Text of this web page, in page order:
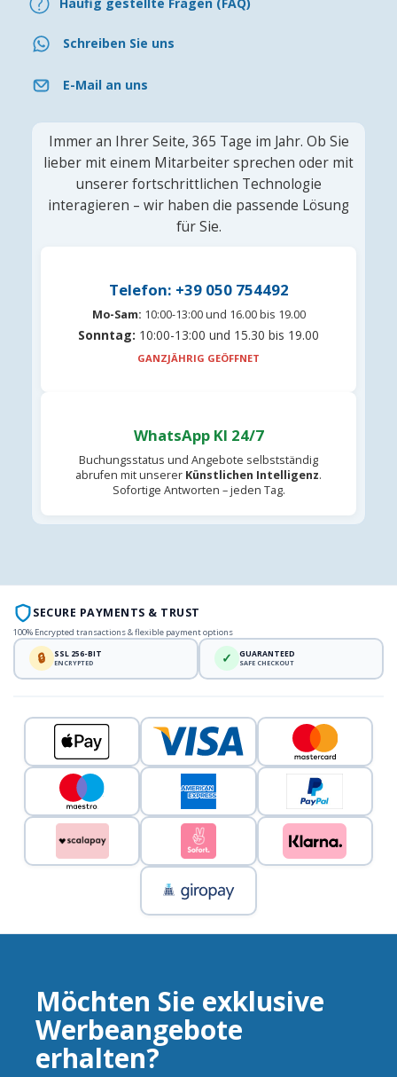
Schreiben Sie uns
E-Mail an uns
Immer an Ihrer Seite, 365 Tage im Jahr. Ob Sie
lieber mit einem Mitarbeiter sprechen oder mit
unserer fortschrittlichen Technologie
interagieren – wir haben die passende Lösung
für Sie.
Telefon: +39 050 754492
Mo-Sam: 10:00-13:00 und 16.00 bis 19.00
Sonntag: 10:00-13:00 und 15.30 bis 19.00
GANZJÄHRIG GEÖFFNET
WhatsApp KI 24/7
Buchungsstatus und Angebote selbstständig
abrufen mit unserer Künstlichen Intelligenz.
Sofortige Antworten – jeden Tag.
SECURE PAYMENTS & TRUST
100% Encrypted transactions & flexible payment options
🔒 SSL 256-BIT
ENCRYPTED ✓ GUARANTEED
SAFE CHECKOUT
Möchten Sie exklusive
Werbeangebote
erhalten?